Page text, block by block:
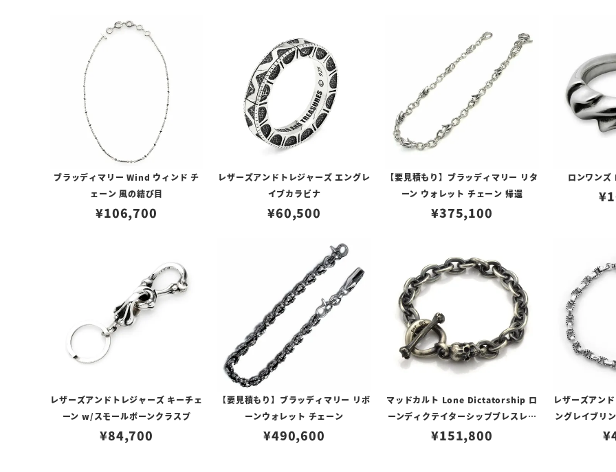
ブラッディマリー Wind ウィンド チ
ェーン 風の結び目
¥106,700
レザーズアンドトレジャーズ エングレ
イブカラビナ
¥60,500
【要見積もり】ブラッディマリー リタ
ーン ウォレット チェーン 帰還
¥375,100
ロンワン
¥
レザーズアンドトレジャーズ キーチェ
ーン w/スモールボーンクラスプ
¥84,700
【要見積もり】ブラッディマリー リボ
ーンウォレット チェーン
¥490,600
マッドカルト Lone Dictatorship ロ
ーンディクテイターシップブレスレッ
ト
¥151,800
レザーズアン
ングレイブリ
¥